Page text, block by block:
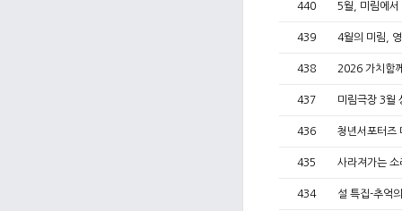
440 5월, 미림에
439 4월의 미림,
438 2026 가치함
437 미림극장 3월
436 청년서포터즈
435 사라져가는
434 설 특집-추억